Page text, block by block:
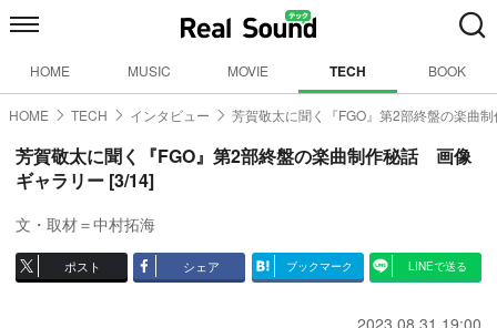
HOME MUSIC MOVIE TECH BOOK
HOME TECH インタビュー 芳賀敬太に聞く『FGO』第2部終盤の楽曲
芳賀敬太に聞く『FGO』第2部終盤の楽曲制作秘話 画像
ギャラリー [3/14]
文・取材＝中村拓海
ポスト シェア ブックマーク LINEで送る
2023.08.31 19:00